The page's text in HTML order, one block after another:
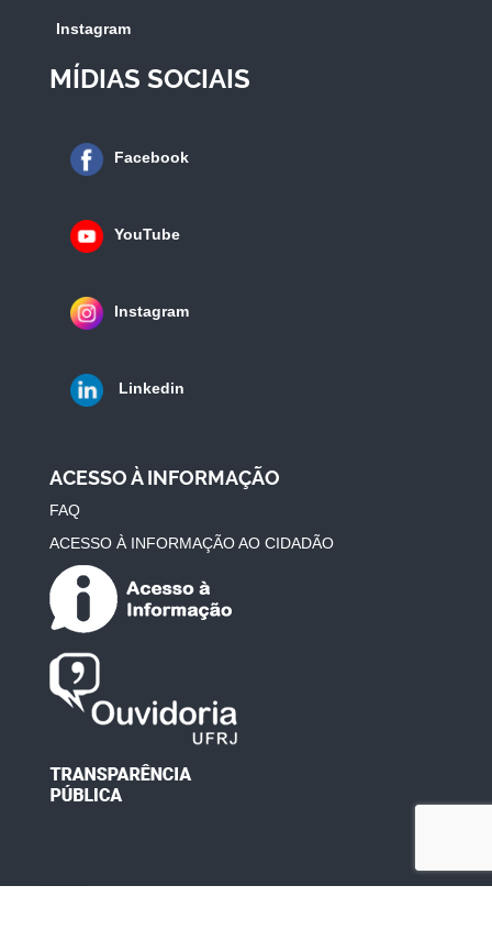
Instagram
MÍDIAS SOCIAIS
Facebook
YouTube
Instagram
Linkedin
ACESSO À INFORMAÇÃO
FAQ
ACESSO À INFORMAÇÃO AO CIDADÃO